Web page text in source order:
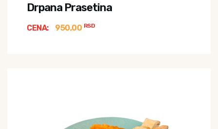
Drpana Prasetina
CENA: 950,00 RSD